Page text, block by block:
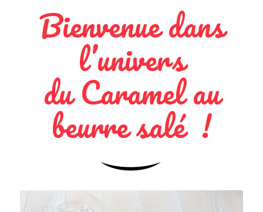
Bienvenue dans
l’univers
du Caramel au
beurre salé !